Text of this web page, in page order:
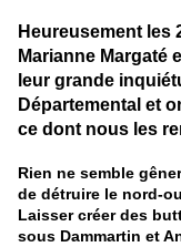
Heureusement les
Marianne Margaté
leur grande
Départemental et
ce dont nous les
Rien ne semble gêne
de détruire le nord-
Laisser créer des
sous Dammartin et